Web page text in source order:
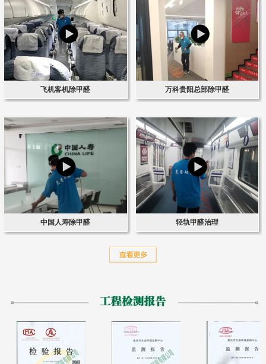
飞机客机除甲醛 万科贵阳总部除甲醛
中国人寿除甲醛 轻轨甲醛治理